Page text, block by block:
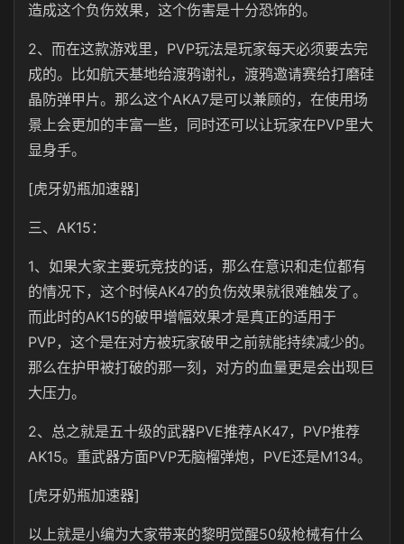
造成这个负伤效果，这个伤害是十分恐饰的。
2、而在这款游戏里，PVP玩法是玩家每天必须要去完
成的。比如航天基地给渡鸦谢礼，渡鸦邀请赛给打磨硅
晶防弹甲片。那么这个AKA7是可以兼顾的，在使用场
景上会更加的丰富一些，同时还可以让玩家在PVP里大
显身手。
[虎牙奶瓶加速器]
三、AK15：
1、如果大家主要玩竞技的话，那么在意识和走位都有
的情况下，这个时候AK47的负伤效果就很难触发了。
而此时的AK15的破甲增幅效果才是真正的适用于
PVP，这个是在对方被玩家破甲之前就能持续减少的。
那么在护甲被打破的那一刻，对方的血量更是会出现巨
大压力。
2、总之就是五十级的武器PVE推荐AK47，PVP推荐
AK15。重武器方面PVP无脑榴弹炮，PVE还是M134。
[虎牙奶瓶加速器]
以上就是小编为大家带来的黎明觉醒50级枪械有什么